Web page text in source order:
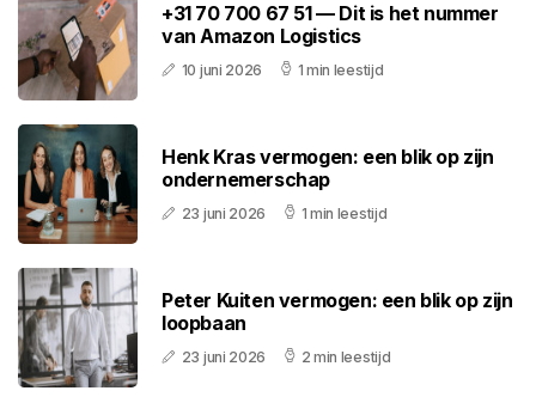
+31 70 700 67 51 — Dit is het nummer
van Amazon Logistics
10 juni 2026 1 min leestijd
Henk Kras vermogen: een blik op zijn
ondernemerschap
23 juni 2026 1 min leestijd
Peter Kuiten vermogen: een blik op zijn
loopbaan
23 juni 2026 2 min leestijd